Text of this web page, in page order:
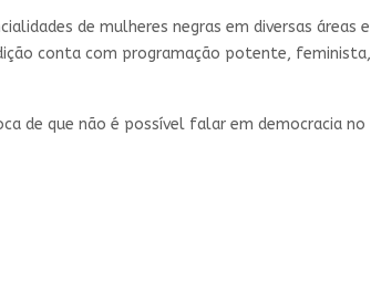
de mulheres negras em diversas áreas e
conta com programação potente, feminista,
de que não é possível falar em democracia no